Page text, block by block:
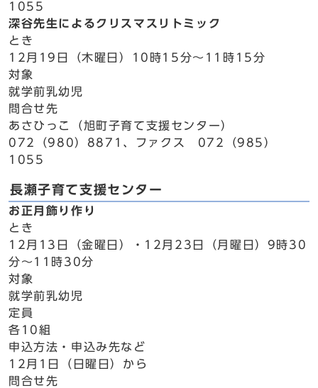
1055
深谷先生によるクリスマスリトミック
とき
12月19日（木曜日）10時15分～11時15分
対象
就学前乳幼児
問合せ先
あさひっこ（旭町子育て支援センター）
072（980）8871、ファクス 072（985）
1055
長瀬子育て支援センター
お正月飾り作り
とき
12月13日（金曜日）・12月23日（月曜日）9時30
分～11時30分
対象
就学前乳幼児
定員
各10組
申込方法・申込み先など
12月1日（日曜日）から
問合せ先